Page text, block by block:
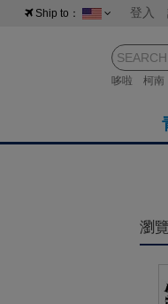
登入
哆啦 柯南
Ship to：
紐
菲
瀏